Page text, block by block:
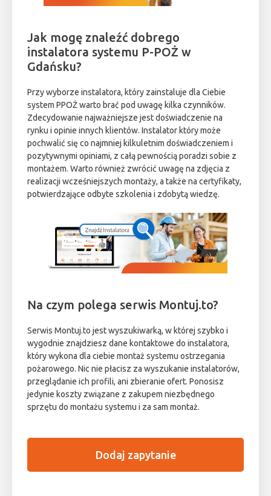
Jak mogę znaleźć dobrego
instalatora systemu P-POŻ w
Gdańsku?
Przy wyborze instalatora, który zainstaluje dla Ciebie
system PPOŻ warto brać pod uwagę kilka czynników.
Zdecydowanie najważniejsze jest doświadczenie na
rynku i opinie innych klientów. Instalator który może
pochwalić się co najmniej kilkuletnim doświadczeniem i
pozytywnymi opiniami, z całą pewnością poradzi sobie z
montażem. Warto również zwrócić uwagę na zdjęcia z
realizacji wcześniejszych montaży, a także na certyfikaty,
potwierdzające odbyte szkolenia i zdobytą wiedzę.
Na czym polega serwis Montuj.to?
Serwis Montuj.to jest wyszukiwarką, w której szybko i
wygodnie znajdziesz dane kontaktowe do instalatora,
który wykona dla ciebie montaż systemu ostrzegania
pożarowego. Nic nie płacisz za wyszukanie instalatorów,
przeglądanie ich profili, ani zbieranie ofert. Ponosisz
jedynie koszty związane z zakupem niezbędnego
sprzętu do montażu systemu i za sam montaż.
Dodaj zapytanie